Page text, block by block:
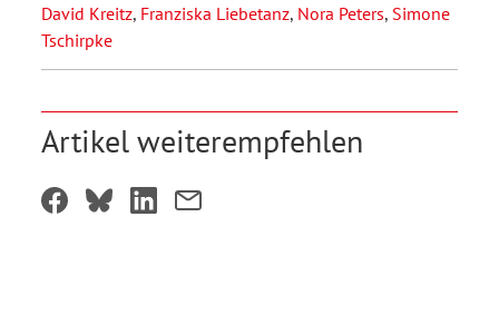
David Kreitz, Franziska Liebetanz, Nora Peters, Simone
Tschirpke
Artikel weiterempfehlen